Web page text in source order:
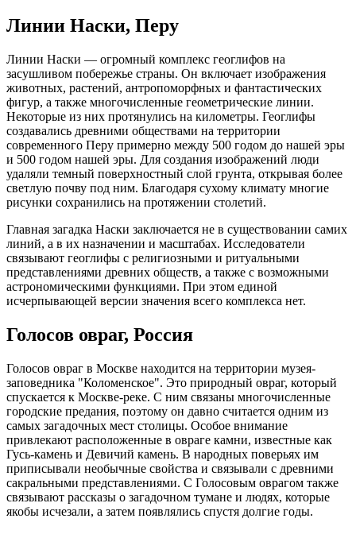
Линии Наски, Перу
Линии Наски — огромный комплекс геоглифов на
засушливом побережье страны. Он включает изображения
животных, растений, антропоморфных и фантастических
фигур, а также многочисленные геометрические линии.
Некоторые из них протянулись на километры. Геоглифы
создавались древними обществами на территории
современного Перу примерно между 500 годом до нашей эры
и 500 годом нашей эры. Для создания изображений люди
удаляли темный поверхностный слой грунта, открывая более
светлую почву под ним. Благодаря сухому климату многие
рисунки сохранились на протяжении столетий.
Главная загадка Наски заключается не в существовании самих
линий, а в их назначении и масштабах. Исследователи
связывают геоглифы с религиозными и ритуальными
представлениями древних обществ, а также с возможными
астрономическими функциями. При этом единой
исчерпывающей версии значения всего комплекса нет.
Голосов овраг, Россия
Голосов овраг в Москве находится на территории музея-
заповедника "Коломенское". Это природный овраг, который
спускается к Москве-реке. С ним связаны многочисленные
городские предания, поэтому он давно считается одним из
самых загадочных мест столицы. Особое внимание
привлекают расположенные в овраге камни, известные как
Гусь-камень и Девичий камень. В народных поверьях им
приписывали необычные свойства и связывали с древними
сакральными представлениями. С Голосовым оврагом также
связывают рассказы о загадочном тумане и людях, которые
якобы исчезали, а затем появлялись спустя долгие годы.